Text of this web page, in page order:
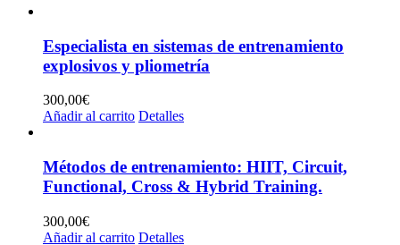
Especialista en sistemas de entrenamiento
explosivos y pliometría
300,00€
Añadir al carrito Detalles
Métodos de entrenamiento: HIIT, Circuit,
Functional, Cross & Hybrid Training.
300,00€
Añadir al carrito Detalles